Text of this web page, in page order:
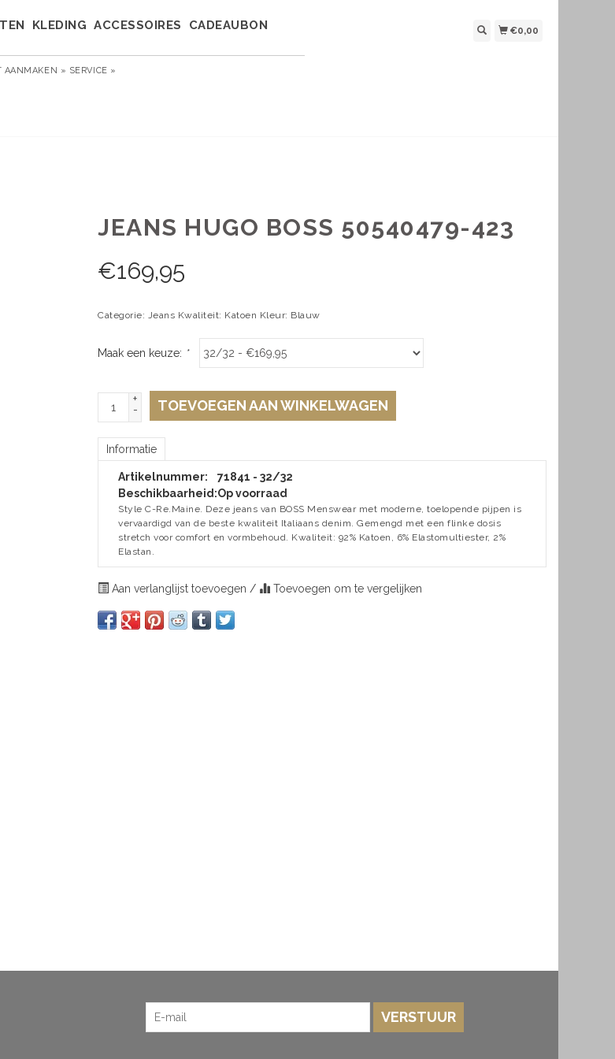
KLEDING ACCESSOIRES
CADEAUBON
AANMAKEN » SERVICE »
€0,00
JEANS HUGO BOSS 50540479-423
€169,95
Categorie: Jeans Kwaliteit: Katoen Kleur: Blauw
Maak een keuze: *
+
-
TOEVOEGEN AAN WINKELWAGEN
Informatie
Artikelnummer:
71841 - 32/32
Beschikbaarheid:Op voorraad
Style C-Re.Maine. Deze jeans van BOSS Menswear met moderne, toelopende pijpen is
vervaardigd van de beste kwaliteit Italiaans denim. Gemengd met een flinke dosis
stretch voor comfort en vormbehoud. Kwaliteit: 92% Katoen, 6% Elastomultiester, 2%
Elastan.
Aan verlanglijst toevoegen / Toevoegen om te vergelijken
VERSTUUR